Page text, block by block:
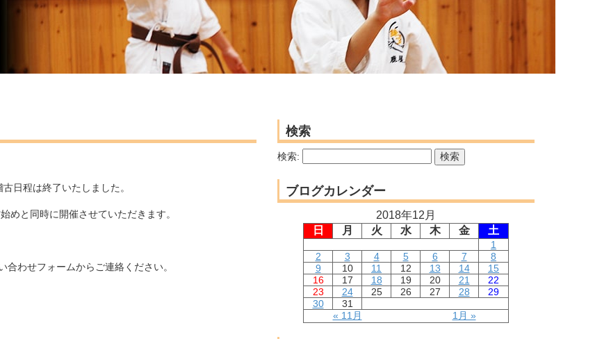
日程は終了いたしました。
めと同時に開催させていただきます。
わせフォームからご連絡ください。
検索
検索:
ブログカレンダー
2018年12月
日
月 火 水 木 金 土
« 11月 1月 »
1
2
3 4 5 6 7
8
9
10 11 12 13 14
15
16
17 18 19 20 21
22
23
24 25 26 27 28
29
30
31